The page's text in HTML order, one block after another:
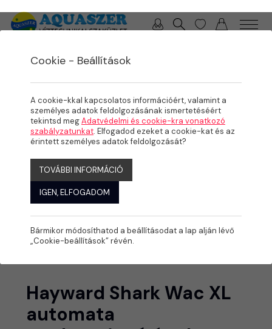
Hayward Shark Wac XL
automata
Cookie - Beállítások
A cookie-kkal kapcsolatos információért, valamint a
személyes adatok feldolgozásának ismertetéséért
tekintsd megAdatvédelmi és cookie-kra vonatkozó
szabályzatunkat. Elfogadod ezeket a cookie-kat és az
érintett személyes adatok feldolgozását?
TOVÁBBI INFORMÁCIÓ
IGEN, ELFOGADOM
Bármikor módosíthatod a beállításodat a lap alján lévő
„Cookie-beállítások” révén.